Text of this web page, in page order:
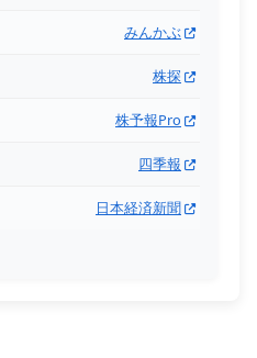
みんかぶ
株探
株予報Pro
四季報
日本経済新聞